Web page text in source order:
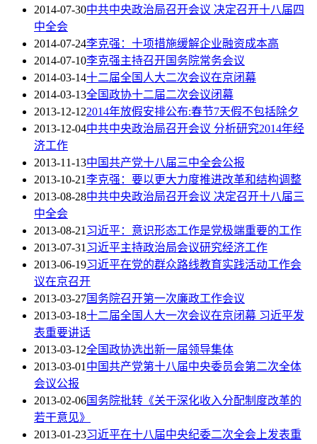
2014-07-30中共中央政治局召开会议 决定召开十八届四
中全会
2014-07-24李克强：十项措施缓解企业融资成本高
2014-07-10李克强主持召开国务院常务会议
2014-03-14十二届全国人大二次会议在京闭幕
2014-03-13全国政协十二届二次会议闭幕
2013-12-122014年放假安排公布:春节7天假不包括除夕
2013-12-04中共中央政治局召开会议 分析研究2014年经
济工作
2013-11-13中国共产党十八届三中全会公报
2013-10-21李克强：要以更大力度推进改革和结构调整
2013-08-28中共中央政治局召开会议 决定召开十八届三
中全会
2013-08-21习近平：意识形态工作是党极端重要的工作
2013-07-31习近平主持政治局会议研究经济工作
2013-06-19习近平在党的群众路线教育实践活动工作会
议在京召开
2013-03-27国务院召开第一次廉政工作会议
2013-03-18十二届全国人大一次会议在京闭幕 习近平发
表重要讲话
2013-03-12全国政协选出新一届领导集体
2013-03-01中国共产党第十八届中央委员会第二次全体
会议公报
2013-02-06国务院批转《关于深化收入分配制度改革的
若干意见》
2013-01-23习近平在十八届中央纪委二次全会上发表重